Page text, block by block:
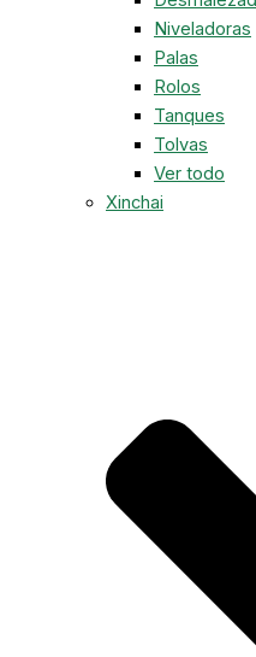
Niveladoras
Palas
Rolos
Tanques
Tolvas
Ver todo
Xinchai